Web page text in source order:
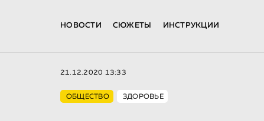
НОВОСТИ СЮЖЕТЫ ИНСТРУКЦИИ
21.12.2020 13:33
ОБЩЕСТВО ЗДОРОВЬЕ